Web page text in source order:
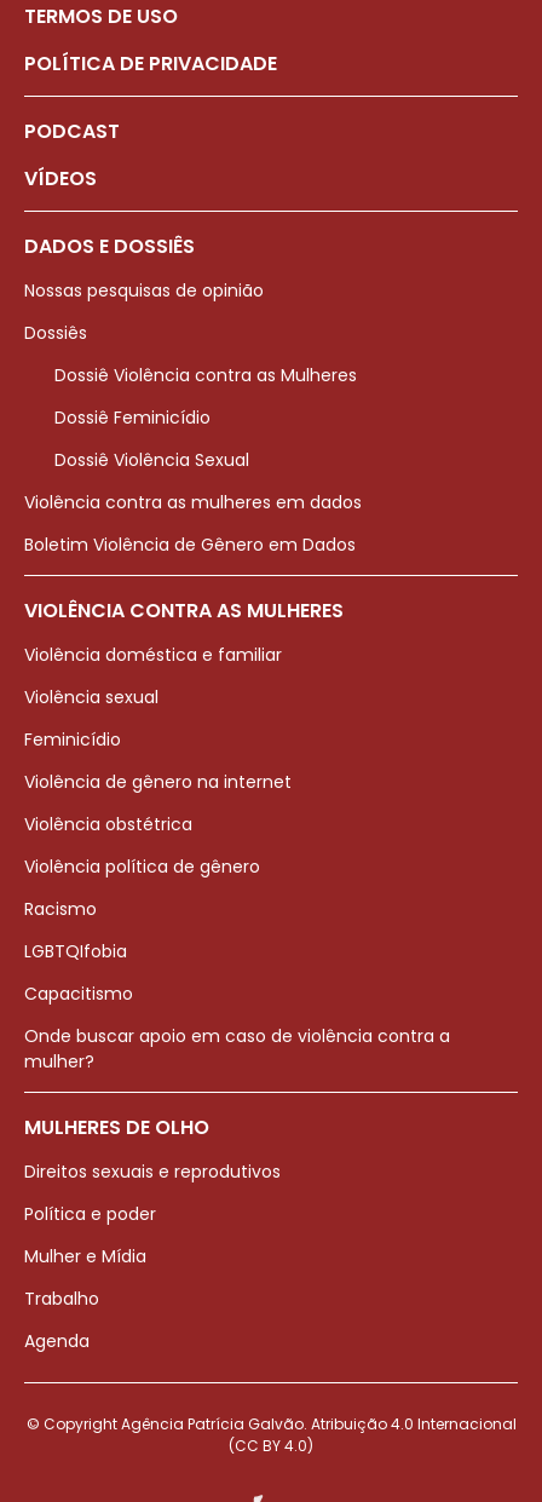
TERMOS DE USO
POLÍTICA DE PRIVACIDADE
PODCAST
VÍDEOS
DADOS E DOSSIÊS
Nossas pesquisas de opinião
Dossiês
Dossiê Violência contra as Mulheres
Dossiê Feminicídio
Dossiê Violência Sexual
Violência contra as mulheres em dados
Boletim Violência de Gênero em Dados
VIOLÊNCIA CONTRA AS MULHERES
Violência doméstica e familiar
Violência sexual
Feminicídio
Violência de gênero na internet
Violência obstétrica
Violência política de gênero
Racismo
LGBTQIfobia
Capacitismo
Onde buscar apoio em caso de violência contra a
mulher?
MULHERES DE OLHO
Direitos sexuais e reprodutivos
Política e poder
Mulher e Mídia
Trabalho
Agenda
© Copyright Agência Patrícia Galvão. Atribuição 4.0 Internacional
(CC BY 4.0)